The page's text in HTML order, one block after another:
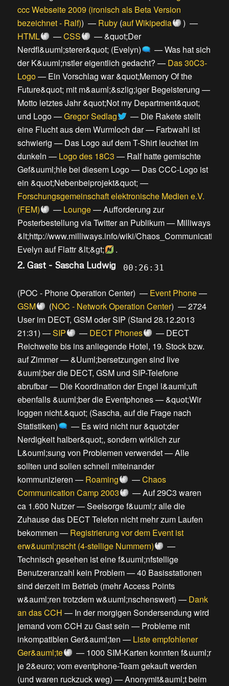
ccc Webseite 2009 (ironisch als Beta Version
bezeichnet - Ralf)) — Ruby(auf Wikipedia
) —
HTML
—CSS —&quot;Der
Nerdfl&uuml;sterer&quot; (Evelyn)
—Was hat sich
der K&uuml;nstler eigentlich gedacht? — Das 30C3-
Logo— Ein Vorschlag war &quot;Memory Of the
Future&quot; mit m&auml;&szlig;iger Begeisterung —
Motto letztes Jahr &quot;Not my Department&quot;
und Logo—Gregor Sedlag — Die Rakete stellt
eine Flucht aus dem Wurmloch dar— Farbwahl ist
schwierig — Das Logo auf dem T-Shirt leuchtet im
dunkeln — Logo des 18C3 — Ralf hatte gemischte
Gef&uuml;hle bei diesem Logo— Das CCC-Logo ist
ein &quot;Nebenbeiprojekt&quot; —
Forschungsgemeinschaft elektronische Medien e.V.
(FEM)
— Lounge—Aufforderung zur
Posterbestellung via Twitter an Publikum— Milliways
&lt;http://www.milliways.info/wiki/
Evelyn auf Flattr &lt;&gt;
.
2. Gast - Sascha Ludwig 00:26:31
(POC - Phone Operation Center) — Event Phone—
GSM
(NOC - Network Operation Center) —2724
User im DECT, GSM oder SIP (Stand 28.12.2013
21:31) —SIP — DECT Phones — DECT
Reichweite bis ins anliegende Hotel, 19. Stock bzw.
auf Zimmer—&Uuml;bersetzungen sind live
&uuml;ber die DECT, GSM und SIP-Telefone
abrufbar— Die Koordination der Engel l&auml;uft
ebenfalls &uuml;ber die Eventphones—&quot;Wir
loggen nicht.&quot; (Sascha, auf die Frage nach
Statistiken)
— Es wird nicht nur &quot;der
Nerdigkeit halber&quot;, sondern wirklich zur
L&ouml;sung von Problemen verwendet—Alle
sollten und sollen schnell miteinander
kommunizieren — Roaming —Chaos
Communication Camp 2003
—Auf 29C3 waren
ca 1.600 Nutzer—Seelsorge f&uuml;r alle die
Zuhause das DECT Telefon nicht mehr zum Laufen
bekommen — Registrierung vor dem Event ist
erw&uuml;nscht (4-stellige Nummern)
—
Technisch gesehen ist eine f&uuml;nfstellige
Benutzeranzahl kein Problem—40 Basisstationen
sind derzeit im Betrieb (mehr Access Points
w&auml;ren trotzdem w&uuml;nschenswert) — Dank
an das CCH — In der morgigen Sondersendung wird
jemand vom CCH zu Gast sein — Probleme mit
inkompatiblen Ger&auml;ten — Liste empfohlener
Ger&auml;te
— 1000 SIM-Karten konnten f&uuml;r
je 2&euro; vom eventphone-Team gekauft werden
(und waren ruckzuck weg) —Anonymit&auml;t beim